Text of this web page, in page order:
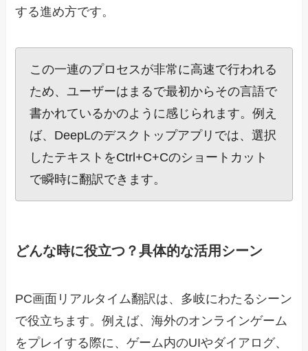
する進め方です。
この一連のプロセスが非常に高速で行われる
ため、ユーザーはまるで最初からその言語で
書かれているかのように感じられます。例え
ば、DeepLのデスクトップアプリでは、選択
したテキストをCtrl+C+Cのショートカット
で瞬時に翻訳できます。
どんな時に役立つ？具体的な活用シーン
PC画面リアルタイム翻訳は、多岐にわたるシーン
で役立ちます。例えば、海外のオンラインゲーム
をプレイする際に、ゲーム内のUIやダイアログ、